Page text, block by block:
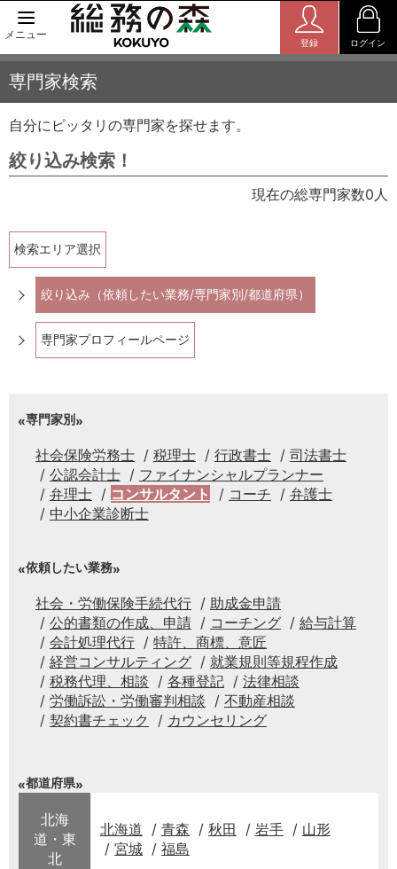
メニュー
登録 ログイン
専門家検索
自分にピッタリの専門家を探せます。
絞り込み検索！
現在の総専門家数0人
検索エリア選択
絞り込み（依頼したい業務/専門家別/都道府県）
専門家プロフィールページ
専門家別
社会保険労務士 税理士 行政書士
司法書士
公認会計士
ファイナンシャルプランナー
弁理士
コンサルタント コーチ
弁護士
中小企業診断士
依頼したい業務
社会・労働保険手続代行
助成金申請
公的書類の作成、申請
コーチング
給与計算
会計処理代行
特許、商標、意匠
経営コンサルティング
就業規則等規程作成
税務代理、相談
各種登記
法律相談
労働訴訟・労働審判相談
不動産相談
契約書チェック
カウンセリング
都道府県
北海
道・東
北
北海道 青森 秋田 岩手
山形
宮城
福島